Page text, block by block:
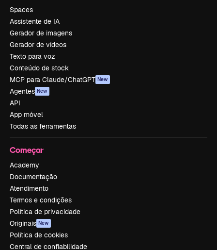
Spaces
Assistente de IA
Gerador de imagens
Gerador de vídeos
Texto para voz
Conteúdo de stock
MCP para Claude/ChatGPT New
Agentes New
API
App móvel
Todas as ferramentas
Começar
Academy
Documentação
Atendimento
Termos e condições
Política de privacidade
Originais New
Política de cookies
Central de confiabilidade